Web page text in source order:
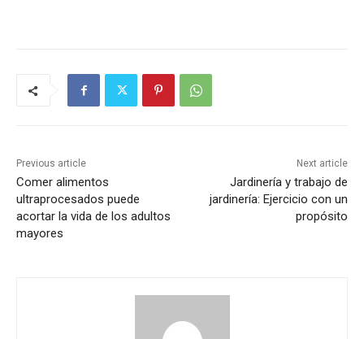
Previous article
Comer alimentos
ultraprocesados puede
acortar la vida de los adultos
mayores
Next article
Jardinería y trabajo de
jardinería: Ejercicio con un
propósito